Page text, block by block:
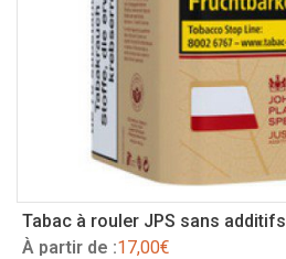
Tabac à rouler JPS sans additifs
À partir de :17,00€